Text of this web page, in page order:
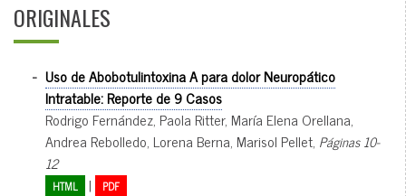
ORIGINALES
- Uso de Abobotulintoxina A para dolor Neuropático
Intratable: Reporte de 9 Casos
Rodrigo Fernández, Paola Ritter, María Elena Orellana,
Andrea Rebolledo, Lorena Berna, Marisol Pellet, Páginas 10-
12
HTML | PDF